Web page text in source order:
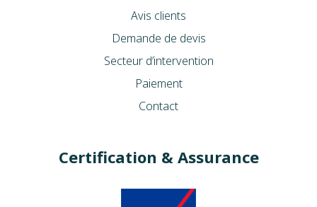
Avis clients
Demande de devis
Secteur d’intervention
Paiement
Contact
Certification & Assurance